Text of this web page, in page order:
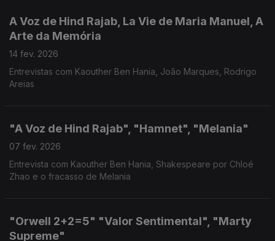
A Voz de Hind Rajab, La Vie de Maria Manuel, A
Arte da Memória
14 fev. 2026
Entrevistas com Kaouther Ben Hania, João Marques, Rodrigo
Areias
"A Voz de Hind Rajab", "Hamnet", "Melania"
07 fev. 2026
Entrevista com Kaouther Ben Hania, Shakespeare por Chloé
Zhao e o fracasso de Melania
"Orwell 2+2=5" "Valor Sentimental", "Marty
Supreme"